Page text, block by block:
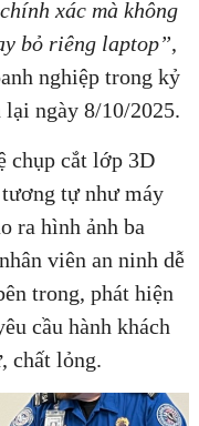
xác mà không
bỏ riêng laptop”,
nghiệp trong kỷ
lại ngày 8/10/2025.
chụp cắt lớp 3D
tự như máy
ra hình ảnh ba
viên an ninh dễ
trong, phát hiện
cầu hành khách
chất lỏng.